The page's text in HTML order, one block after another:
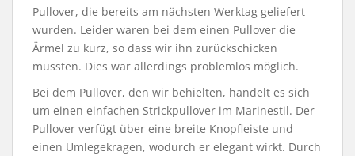
Pullover, die bereits am nächsten Werktag geliefert
wurden. Leider waren bei dem einen Pullover die
Ärmel zu kurz, so dass wir ihn zurückschicken
mussten. Dies war allerdings problemlos möglich.
Bei dem Pullover, den wir behielten, handelt es sich
um einen einfachen Strickpullover im Marinestil. Der
Pullover verfügt über eine breite Knopfleiste und
einen Umlegekragen, wodurch er elegant wirkt. Durch